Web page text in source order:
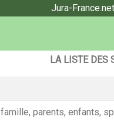
Jura-
LA LISTE DES
parents, enfants,